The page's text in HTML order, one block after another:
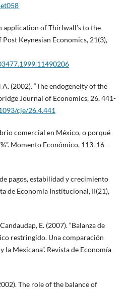
application of Thirlwall’s to the
Post Keynesian Economics, 21(3),
(2002). “The endogeneity of the
Journal of Economics, 26, 441-
cje/26.4.441
comercial en México, o porqué
Momento Económico, 113, 16-
pagos, estabilidad y crecimiento
de Economía Institucional, II(21),
E. (2007). “Balanza de
restringido. Una comparación
Mexicana”. Revista de Economía
The role of the balance of